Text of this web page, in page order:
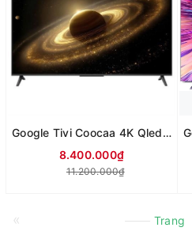
Google Tivi Coocaa 4K Qled 55 inch 55Y73 pro 2024
8.400.000₫
11.200.000₫
« Trang